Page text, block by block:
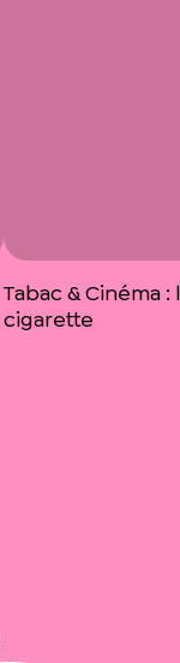
Tabac & Cinéma
cigarette